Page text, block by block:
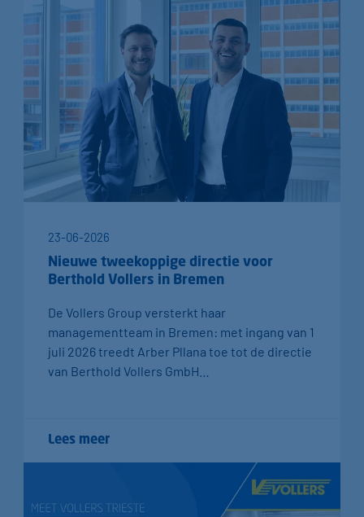
23-06-2026
Nieuwe tweekoppige directie voor
Berthold Vollers in Bremen
De Vollers Group versterkt haar
managementteam in Bremen: met ingang van 1
juli 2026 treedt Arber Pllana toe tot de directie
van Berthold Vollers GmbH…
Lees meer